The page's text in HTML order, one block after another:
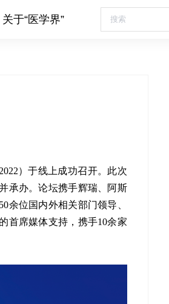
关于“医学界”
）于线上成功召开。此次
承办。论坛携手辉瑞、阿斯
余位国内外相关部门领导、
首席媒体支持，携手10余家